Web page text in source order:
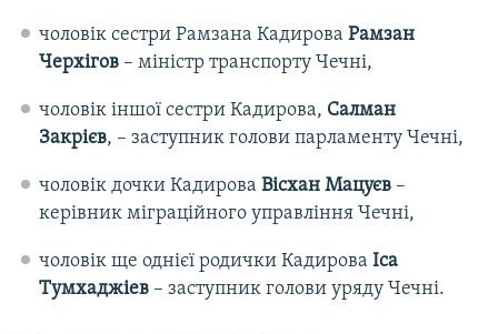
чоловік сестри Рамзана Кадирова Рамзан
Черхігов– міністр транспорту Чечні,
чоловік іншої сестри Кадирова, Салман
Закрієв, – заступник голови парламенту Чечні,
чоловік дочки Кадирова Вісхан Мацуєв–
керівник міграційного управління Чечні,
чоловік ще однієї родички Кадирова Іса
Тумхаджіев– заступник голови уряду Чечні.